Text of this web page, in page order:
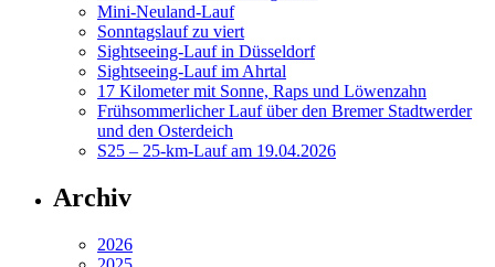
Mini-Neuland-Lauf
Sonntagslauf zu viert
Sightseeing-Lauf in Düsseldorf
Sightseeing-Lauf im Ahrtal
17 Kilometer mit Sonne, Raps und Löwenzahn
Frühsommerlicher Lauf über den Bremer Stadtwerder
und den Osterdeich
S25 – 25-km-Lauf am 19.04.2026
Archiv
2026